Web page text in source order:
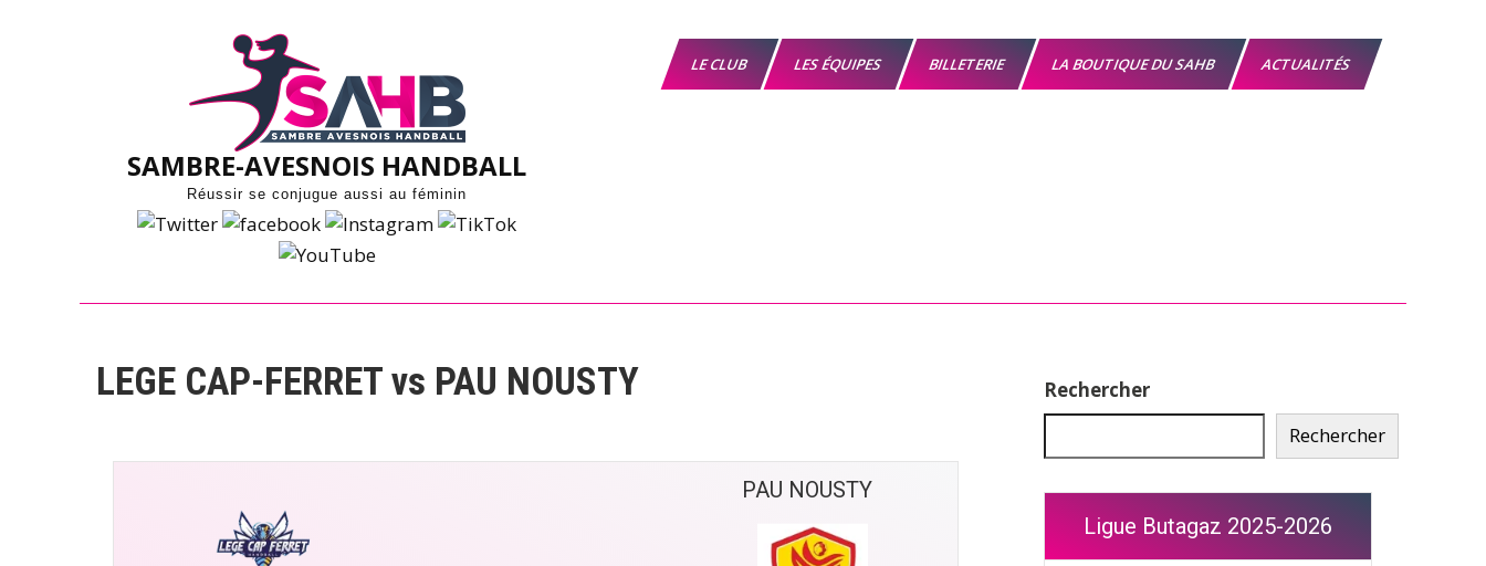
SAMBRE-AVESNOIS HANDBALL
Réussir se conjugue aussi au féminin
LE CLUB LES ÉQUIPES BILLETERIE LA BOUTIQUE DU SAHB ACTUALITÉS
LEGE CAP-FERRET vs PAU NOUSTY
PAU NOUSTY
Rechercher
Rechercher
Ligue Butagaz 2025-2026